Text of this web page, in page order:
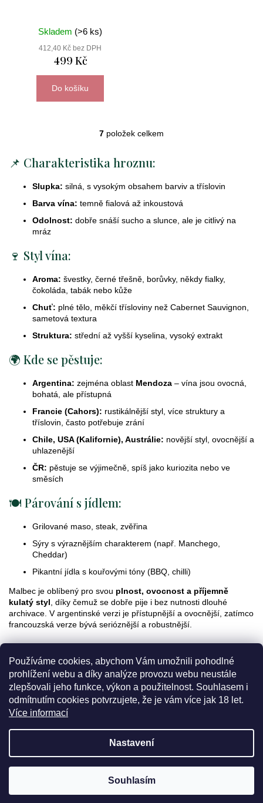
Používáme cookies, abychom Vám umožnili pohodlné
prohlížení webu a díky analýze provozu webu neustále
zlepšovali jeho funkce, výkon a použitelnost. Souhlasem i
odmítnutím cookies potvrzujete, že je vám více jak 18 let.
Více informací
Nastavení
Souhlasím
5% sleva proregistrované zákazníky? Máme ji pro vás
připravenou! Týká se všech našich vín a balíčků v ceně do 700
Skladem (>6 ks)
412,40 Kč bez DPH
499 Kč
Do košíku
O
l
d
a
c
k
y
v
p
7 položek celkem
📌 Charakteristika hroznu:
Slupka: silná, s vysokým obsahem barviv a tříslovin
Barva vína: temně fialová až inkoustová
Odolnost: dobře snáší sucho a slunce, ale je citlivý na
mráz
🍷 Styl vína:
Aroma: švestky, černé třešně, borůvky, někdy fialky,
čokoláda, tabák nebo kůže
Chuť: plné tělo, měkčí třísloviny než Cabernet Sauvignon,
sametová textura
Struktura: střední až vyšší kyselina, vysoký extrakt
🌍 Kde se pěstuje:
Argentina: zejména oblast Mendoza – vína jsou ovocná,
bohatá, ale přístupná
Francie (Cahors): rustikálnější styl, více struktury a
tříslovin, často potřebuje zrání
Chile, USA (Kalifornie), Austrálie: novější styl, ovocnější a
uhlazenější
ČR: pěstuje se výjimečně, spíš jako kuriozita nebo ve
směsích
🍽 Párování s jídlem:
Grilované maso, steak, zvěřina
Sýry s výraznějším charakterem (např. Manchego,
Cheddar)
Pikantní jídla s kouřovými tóny (BBQ, chilli)
Malbec je oblíbený pro svou plnost, ovocnost a příjemně
kulatý styl , díky čemuž se dobře pije i bez nutnosti dlouhé
archivace. V argentinské verzi je přístupnější a ovocnější, zatímco
francouzská verze bývá serióznější a robustnější.
Copyright 2026refugeewines.cz. Všechna práva vyhrazena.